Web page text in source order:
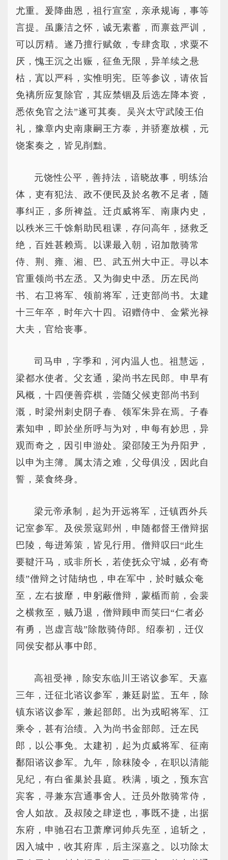
尤重。爰降曲恩，祖行宣室，亲承规诲，事等
言提。虽廉洁之怀，诚无素蓄，而禀兹严训，
可以厉精。遂乃擅行赋敛，专肆贪取，求粟不
厌，愧王沉之出赈，征鱼无限，异羊续之悬
枯，寘以严科，实惟明宪。臣等参议，请依旨
免褵所应复除官，其应禁锢及后选左降本资，
悉依免官之法”遂可其奏。吴兴太守武陵王伯
礼，豫章内史南康嗣王方泰，并骄蹇放横，元
饶案奏之，皆见削黜。
元饶性公平，善持法，谙晓故事，明练治
体，吏有犯法、政不便民及於名教不足者，随
事纠正，多所裨益。迁贞威将军、南康内史，
以秩米三千馀斛助民租课，存问高年，拯救乏
绝，百姓甚赖焉。以课最入朝，诏加散骑常
侍、荆、雍、湘、巴、武五州大中正。寻以本
官重领尚书左丞。又为御史中丞。历左民尚
书、右卫将军、领前将军，迁吏部尚书。太建
十三年卒，时年六十四。诏赠侍中、金紫光禄
大夫，官给丧事。
司马申，字季和，河内温人也。祖慧远，
梁都水使者。父玄通，梁尚书左民郎。申早有
风概，十四便善弈棋，尝随父候吏部尚书到
溉，时梁州刺史阴子春、领军朱异在焉。子春
素知申，即於坐所呼与为对，申每有妙思，异
观而奇之，因引申游处。梁邵陵王为丹阳尹，
以申为主簿。属太清之难，父母俱没，因此自
誓，菜食终身。
梁元帝承制，起为开远将军，迁镇西外兵
记室参军。及侯景寇郢州，申随都督王僧辩据
巴陵，每进筹策，皆见行用。僧辩叹曰“此生
要鞬汗马，或非所长，若使抚众守城，必有奇
绩”僧辩之讨陆纳也，申在军中，於时贼众奄
至，左右披靡，申躬蔽僧辩，蒙楯而前，会裴
之横救至，贼乃退，僧辩顾申而笑曰“仁者必
有勇，岂虚言哉”除散骑侍郎。绍泰初，迁仪
同侯安都从事中郎。
高祖受禅，除安东临川王谘议参军。天嘉
三年，迁征北谘议参军，兼廷尉监。五年，除
镇东谘议参军，兼起部郎。出为戎昭将军、江
乘令，甚有治绩。入为尚书金部郎。迁左民
郎，以公事免。太建初，起为贞威将军、征南
鄱阳谘议参军。九年，除秣陵令，在职以清能
见纪，有白雀巢於县庭。秩满，顷之，预东宫
宾客，寻兼东宫通事舍人。迁员外散骑常侍，
舍人如故。及叔陵之肆逆也，事既不捷，出据
东府，申驰召右卫萧摩诃帅兵先至，追斩之，
因入城中，收其府库，后主深嘉之。以功除太